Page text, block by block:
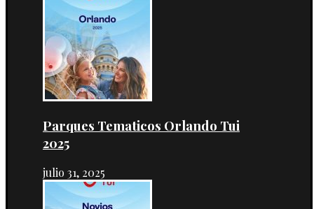
Parques Tematicos Orlando Tui
2025
julio 31, 2025